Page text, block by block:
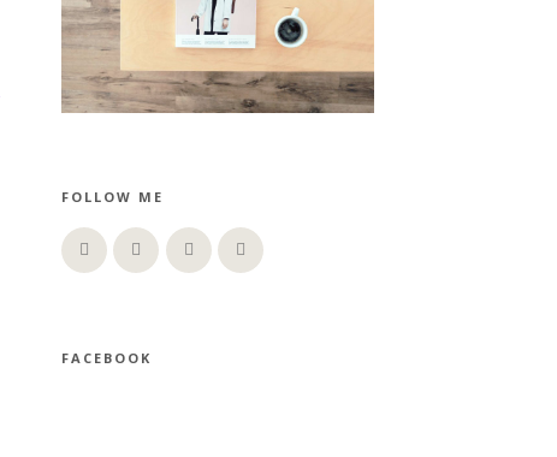
FOLLOW ME
FACEBOOK